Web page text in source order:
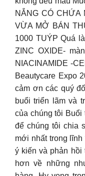
NẮNG CÓ CHỨA
VỪA MỞ BÁN
1000 TUÝP Quá
ZINC OXIDE-
NIACINAMIDE -
Beautycare Expo
cảm ơn các quý
buổi triển lãm và
của chúng tôi
để chúng tôi chia
mới nhất trong
ý kiến và phản
hơn về những